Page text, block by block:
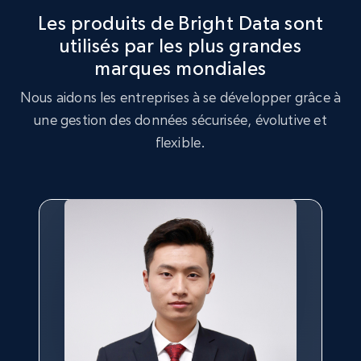
Acheter maintenant
tendances clés et les préférences des clients.
Les produits de Bright Data sont
utilisés par les plus grandes
marques mondiales
Nous aidons les entreprises à se développer grâce à
une gestion des données sécurisée, évolutive et
flexible.